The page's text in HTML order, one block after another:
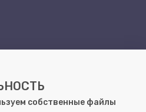
собственные файлы